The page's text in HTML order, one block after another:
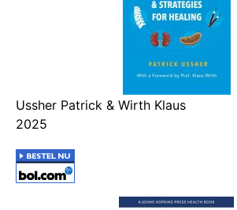
Ussher Patrick & Wirth Klaus
2025